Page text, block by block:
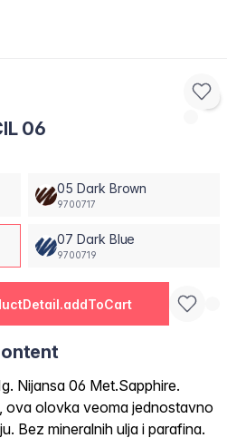
06
05 Dark Brown
9700717
07 Dark Blue
9700719
Nijansa 06 Met.Sapphire.
ova olovka veoma jednostavno
Bez mineralnih ulja i parafina.